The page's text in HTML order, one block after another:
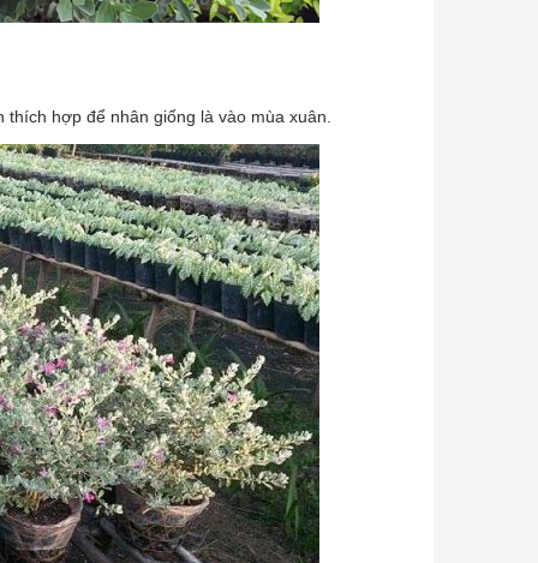
hợp để nhân giống là vào mùa xuân.